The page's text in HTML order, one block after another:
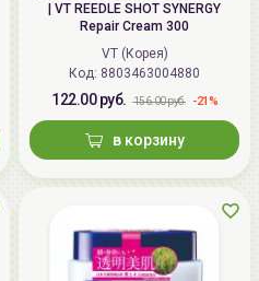
| VT REEDLE SHOT SYNERGY
Repair Cream 300
VT (Корея)
Код: 8803463004880
122.00 руб. 156.00 руб. -21%
в корзину